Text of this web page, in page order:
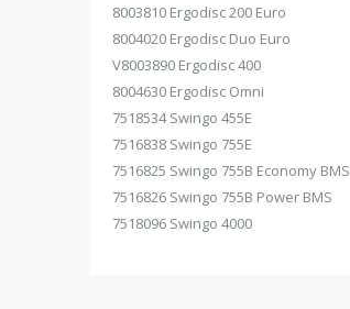
8003810 Ergodisc 200 Euro
8004020 Ergodisc Duo Euro
V8003890 Ergodisc 400
8004630 Ergodisc Omni
7518534 Swingo 455E
7516838 Swingo 755E
7516825 Swingo 755B Economy BMS
7516826 Swingo 755B Power BMS
7518096 Swingo 4000